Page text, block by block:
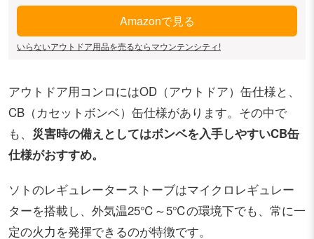
Amazonで見る
いらないアウトドア用品を売るならマウンテンシティ!
アウトドア用コンロにはOD（アウトドア）缶仕様と、
CB（カセットボンベ）缶仕様があります。その中で
も、 災害時の備えとしてはボンベを入手しやすいCB缶
仕様がおすすめ。
ソトのレギュレーターストーブはマイクロレギュレー
ターを搭載し、外気温25℃～5℃の環境下でも、常に一
定の火力を発揮できるのが特徴です。